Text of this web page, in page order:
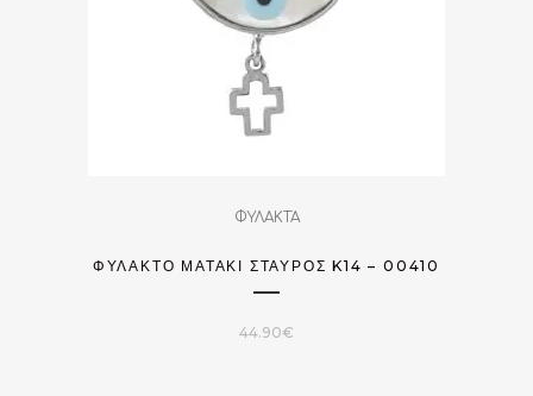
ΦΥΛΑΚΤΑ
ΦΥΛΑΚΤΌ ΜΑΤΆΚΙ ΣΤΑΥΡΌΣ K14 – 00410
44.90€